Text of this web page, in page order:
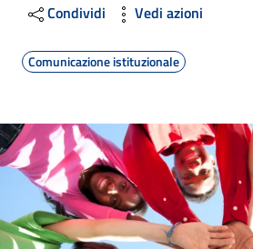
Condividi Vedi azioni
Comunicazione istituzionale
Image